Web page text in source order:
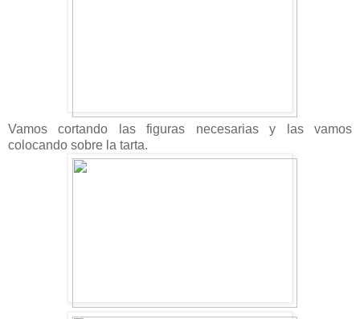
Vamos cortando las figuras necesarias y las vamos
colocando sobre la tarta.